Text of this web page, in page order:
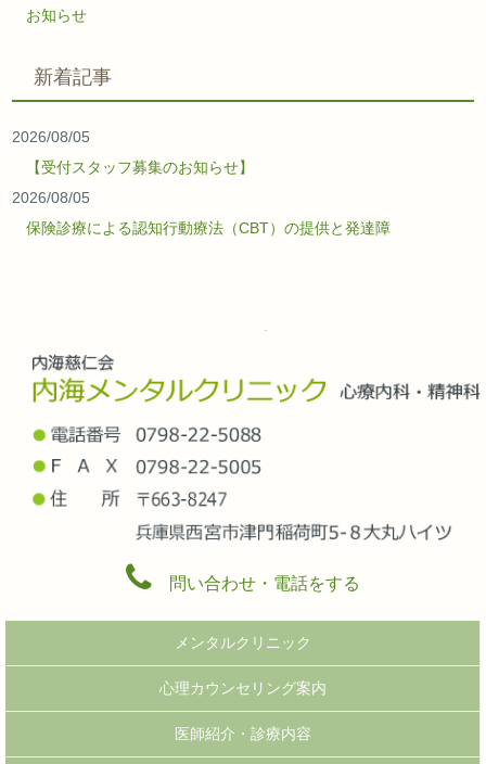
お知らせ
新着記事
2026/08/05
【受付スタッフ募集のお知らせ】
2026/08/05
保険診療による認知行動療法（CBT）の提供と発達障
問い合わせ・電話をする
メンタルクリニック
心理カウンセリング案内
医師紹介・診療内容